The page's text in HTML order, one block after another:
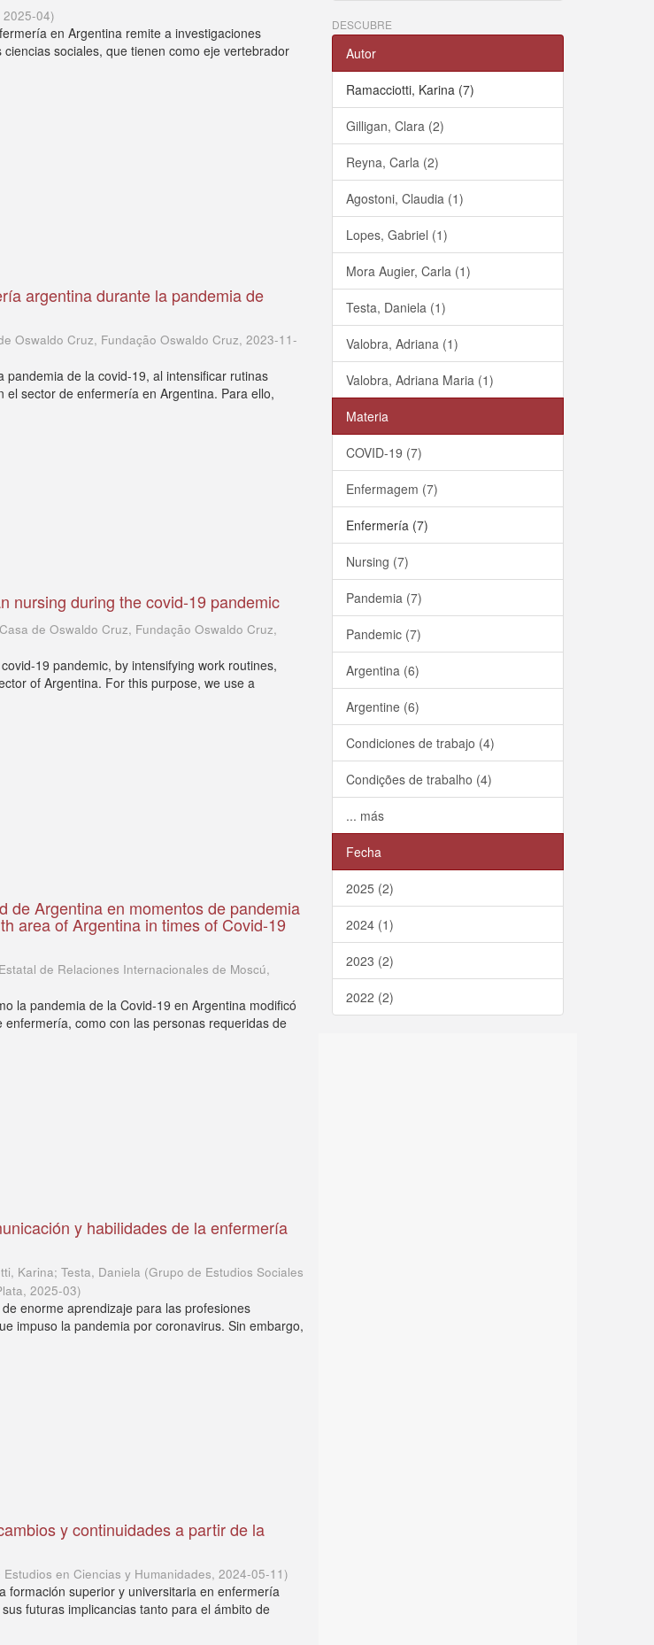
2025-04)
en Argentina remite a investigaciones
sociales, que tienen como eje vertebrador
argentina durante la pandemia de
Oswaldo Cruz, Fundação Oswaldo Cruz,2023-11-
de la covid-19, al intensificar rutinas
sector de enfermería en Argentina. Para ello,
nursing during the covid-19 pandemic
Casa de Oswaldo Cruz, Fundação Oswaldo Cruz,
19 pandemic, by intensifying work routines,
of Argentina. For this purpose, we use a
de Argentina en momentos de pandemia
area of Argentina in times of Covid-19
de Relaciones Internacionales de Moscú,
la pandemia de la Covid-19 en Argentina modificó
como con las personas requeridas de
y habilidades de la enfermería
Karina; Testa, Daniela (Grupo de Estudios Sociales
,2025-03)
enorme aprendizaje para las profesiones
impuso la pandemia por coronavirus. Sin embargo,
y continuidades a partir de la
en Ciencias y Humanidades,2024-05-11)
formación superior y universitaria en enfermería
futuras implicancias tanto para el ámbito de
DESCUBRE
Autor
Ramacciotti, Karina (7)
Gilligan, Clara (2)
Reyna, Carla (2)
Agostoni, Claudia (1)
Lopes, Gabriel (1)
Mora Augier, Carla (1)
Testa, Daniela (1)
Valobra, Adriana (1)
Valobra, Adriana Maria (1)
Materia
COVID-19 (7)
Enfermagem (7)
Enfermería (7)
Nursing (7)
Pandemia (7)
Pandemic (7)
Argentina (6)
Argentine (6)
Condiciones de trabajo (4)
Condições de trabalho (4)
... más
Fecha
2025 (2)
2024 (1)
2023 (2)
2022 (2)